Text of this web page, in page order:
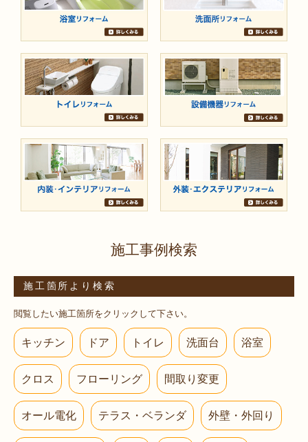
施工事例検索
施工箇所より検索
閲覧したい施工箇所をクリックして下さい。
キッチン ドア トイレ 洗面台 浴室
クロス フローリング 間取り変更
オール電化 テラス・ベランダ 外壁・外回り